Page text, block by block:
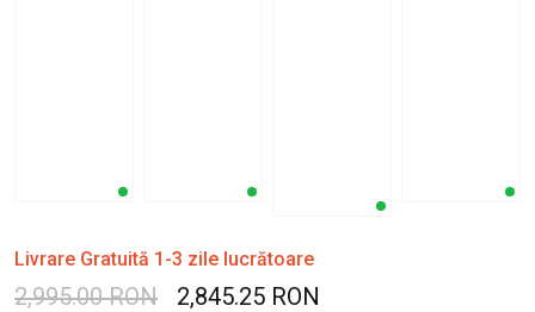
Livrare Gratuită 1-3 zile lucrătoare
2,995.00 RON 2,845.25 RON